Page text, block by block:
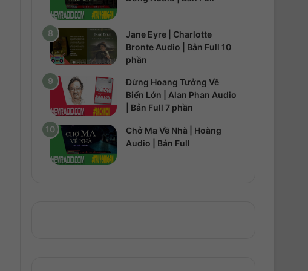
Jane Eyre | Charlotte
Bronte Audio | Bản Full 10
phần
Đừng Hoang Tưởng Về
Biển Lớn | Alan Phan Audio
| Bản Full 7 phần
Chở Ma Về Nhà | Hoàng
Audio | Bản Full